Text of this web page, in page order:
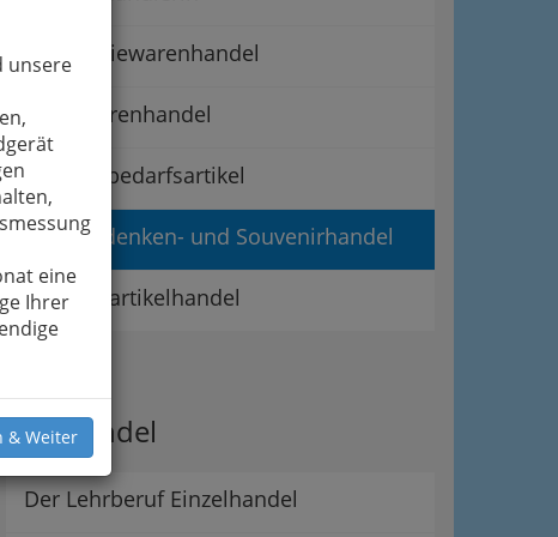
unsere
eine
Ihrer
& Weiter
Galanteriewarenhandel
Lederwarenhandel
Raucherbedarfsartikel
Reiseandenken- und Souvenirhandel
Silvesterartikelhandel
Der Handel
Der Lehrberuf Einzelhandel